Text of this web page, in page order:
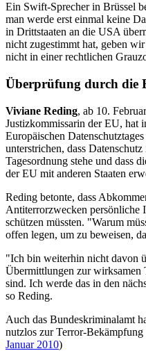
Ein Swift-Sprecher in Brüssel
man werde erst einmal keine
in Drittstaaten an die USA
nicht zugestimmt hat, geben
nicht in einer rechtlichen
Überprüfung durch die
Viviane Reding, ab 10.
Justizkommissarin der EU, hat
Europäischen
unterstrichen, dass
Tagesordnung stehe und dass
der EU mit anderen Staaten
Reding betonte, dass
Antiterrorzwecken persönliche
schützen müssten. "Warum
offen legen, um zu beweisen,
"Ich bin weiterhin nicht davon
Übermittlungen zur wirksamen
sind. Ich werde das in den
so Reding.
Auch das Bundeskriminalamt
nutzlos zur Terror-
Januar 2010)